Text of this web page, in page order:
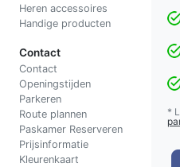
Heren accessoires
Handige producten
Contact
Contact
Openingstijden
Parkeren
Route plannen
Paskamer Reserveren
Prijsinformatie
Kleurenkaart
*